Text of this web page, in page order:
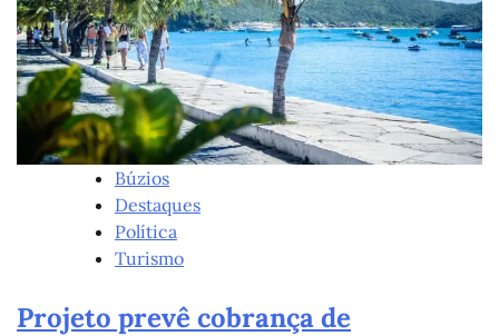
Búzios
Destaques
Política
Turismo
Projeto prevê cobrança de